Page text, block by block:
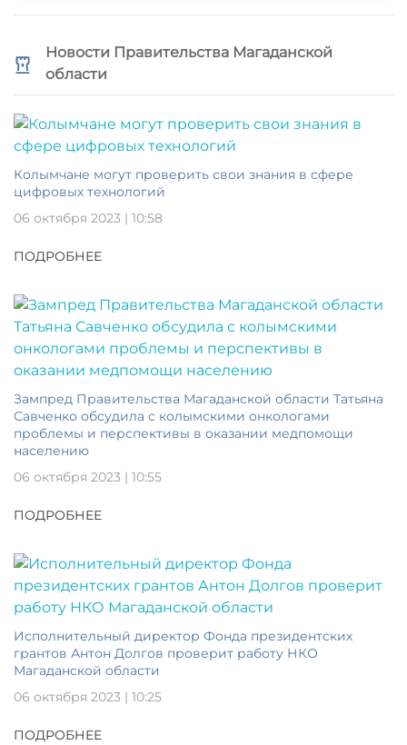
Новости Правительства Магаданской
области
Колымчане могут проверить свои знания в сфере
цифровых технологий
06 октября 2023 | 10:58
ПОДРОБНЕЕ
Зампред Правительства Магаданской области Татьяна
Савченко обсудила с колымскими онкологами
проблемы и перспективы в оказании медпомощи
населению
06 октября 2023 | 10:55
ПОДРОБНЕЕ
Исполнительный директор Фонда президентских
грантов Антон Долгов проверит работу НКО
Магаданской области
06 октября 2023 | 10:25
ПОДРОБНЕЕ